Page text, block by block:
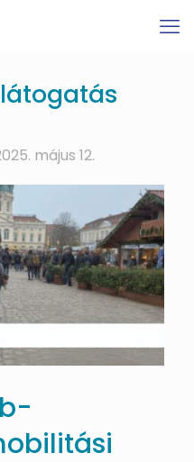
május 12.